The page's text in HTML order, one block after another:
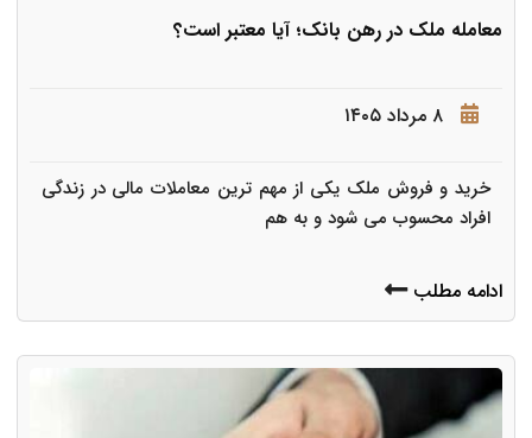
معامله ملک در رهن بانک؛ آیا معتبر است؟
۸ مرداد ۱۴۰۵
خرید و فروش ملک یکی از مهم ترین معاملات مالی در زندگی
افراد محسوب می شود و به هم
ادامه مطلب